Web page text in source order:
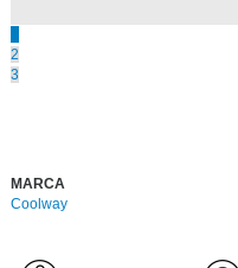
2
3
MARCA
Coolway